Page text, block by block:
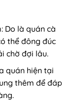
Do là quán cà
thể đông đúc
chờ đợi lâu.
quán hiện tại
thêm để đáp